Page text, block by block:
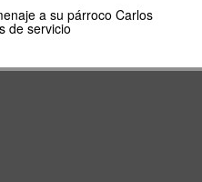
a su párroco Carlos
de servicio